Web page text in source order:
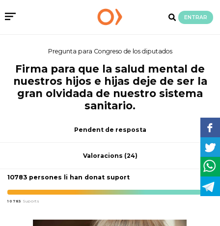
ENTRAR
Pregunta para Congreso de los diputados
Firma para que la salud mental de
nuestros hijos e hijas deje de ser la
gran olvidada de nuestro sistema
sanitario.
Pendent de resposta
Valoracions (24)
10783 persones li han donat suport
10783 Suports